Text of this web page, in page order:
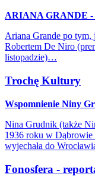
ARIANA GRANDE -
Ariana Grande po tym,
Robertem De Niro
listopadzie)…
Trochę Kultury
Wspomnienie Niny
Nina Grudnik (także
1936 roku w
wyjechała do
Fonosfera -